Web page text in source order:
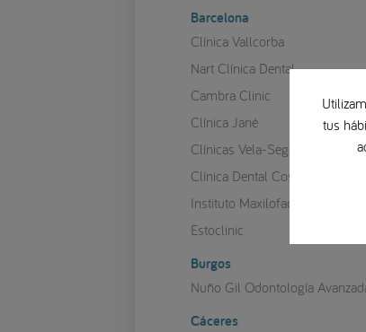
Barcelona
Clínica Vallcorba
Nart Clínica Dental
Cambra Clinic
Clínica Jané
Clínicas Vela-Segalà
Clínica Dental Costa Codina
Instituto Maxilofacial
Estoclinic
Burgos
Nuño Gil Odontología
Cáceres
tus